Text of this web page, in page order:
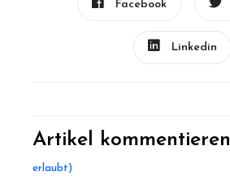
Facebook
Linkedin
Artikel kommentieren